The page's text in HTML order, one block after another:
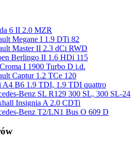
6 II 2.0 MZR
Megane I 1.9 DTi 82
Master II 2.3 dCi RWD
Berlingo II 1.6 HDi 115
I 1900 Turbo D i.d.
Captur 1.2 TCe 120
A4 B6 1.9 TDI, 1.9 TDI quattro
Benz SL R129 300 SL, 300 SL-24
Insignia A 2.0 CDTi
Benz T2/LN1 Bus O 609 D